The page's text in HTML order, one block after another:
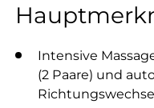
Intensive
(2 Paare) und